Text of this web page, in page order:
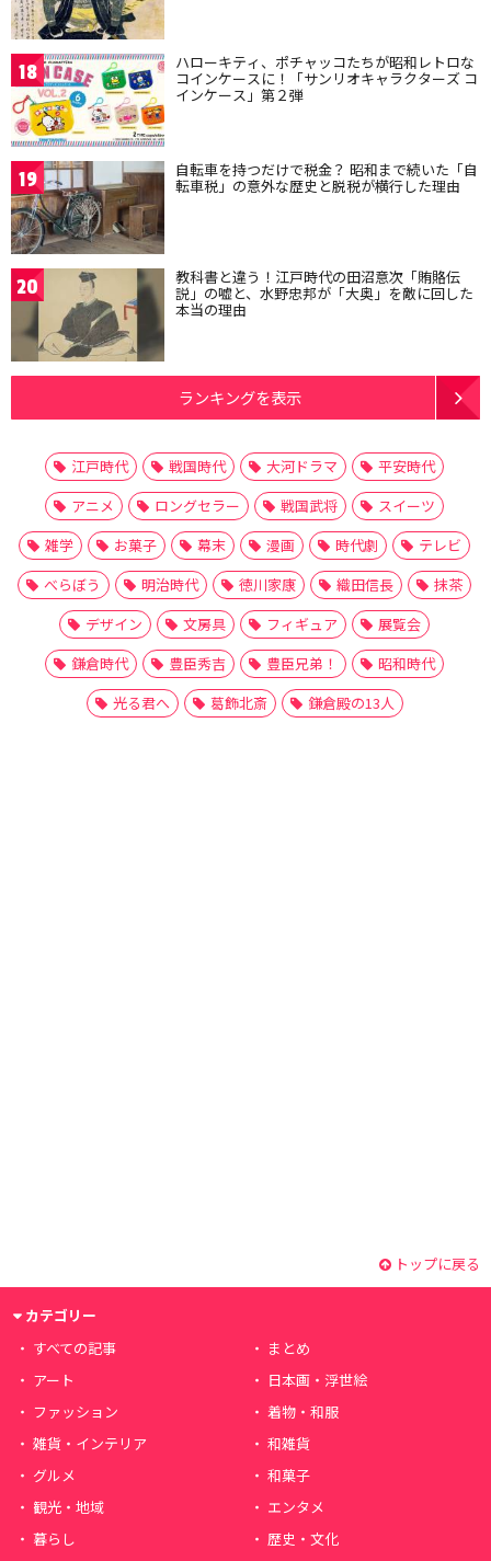
18 ハローキティ、ポチャッコたちが昭和レトロな
コインケースに！「サンリオキャラクターズ コ
インケース」第２弾
19 自転車を持つだけで税金？ 昭和まで続いた「自
転車税」の意外な歴史と脱税が横行した理由
20 教科書と違う！江戸時代の田沼意次「賄賂伝
説」の嘘と、水野忠邦が「大奥」を敵に回した
本当の理由
ランキングを表示
江戸時代 戦国時代 大河ドラマ
平安時代
アニメ
ロングセラー 戦国武将
スイーツ
雑学
お菓子 幕末 漫画 時代劇
テレビ
べらぼう
明治時代 徳川家康 織田信長
抹茶
デザイン
文房具 フィギュア
展覧会
鎌倉時代
豊臣秀吉 豊臣兄弟！
昭和時代
光る君へ
葛飾北斎 鎌倉殿の13人
トップに戻る
カテゴリー
すべての記事
まとめ
アート
日本画・浮世絵
ファッション
着物・和服
雑貨・インテリア
和雑貨
グルメ
和菓子
観光・地域
エンタメ
暮らし
歴史・文化